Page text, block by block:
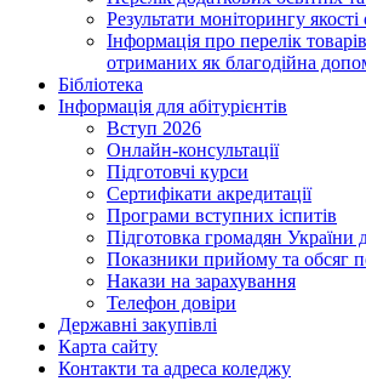
Результати моніторингу якості
Інформація про перелік
отриманих як благодійна
Бібліотека
Інформація для абітурієнтів
Вступ 2026
Онлайн-консультації
Підготовчі курси
Сертифікати акредитації
Програми вступних іспитів
Підготовка громадян
Показники прийому та обсяг
Накази на зарахування
Телефон довіри
Державні закупівлі
Карта сайту
Контакти та адреса коледжу